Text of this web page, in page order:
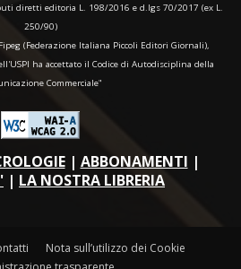
diretti editoria L. 198/2016 e d.lgs 70/2017 (ex L.
250/90)
(Federazione Italiana Piccoli Editori Giornali),
ha accettato il Codice di Autodisciplina della
Commerciale"
| ABBONAMENTI |
| LA NOSTRA LIBRERIA
Nota sull’utilizzo dei Cookie